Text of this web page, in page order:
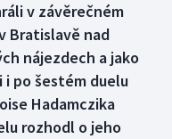
v závěrečném
Bratislavě nad
nájezdech a jako
i po šestém duelu
Hadamczika
rozhodl o jeho